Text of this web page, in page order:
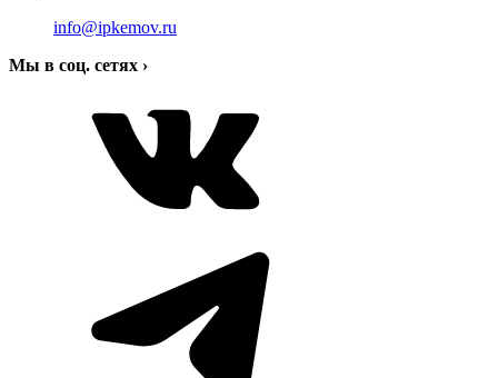
info@ipkemov.ru
Мы в соц. сетях ›